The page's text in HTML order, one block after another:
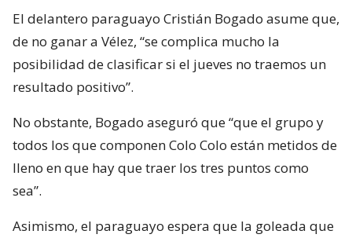
El delantero paraguayo Cristián Bogado asume que,
de no ganar a Vélez, “se complica mucho la
posibilidad de clasificar si el jueves no traemos un
resultado positivo”.
No obstante, Bogado aseguró que “que el grupo y
todos los que componen Colo Colo están metidos de
lleno en que hay que traer los tres puntos como
sea”.
Asimismo, el paraguayo espera que la goleada que